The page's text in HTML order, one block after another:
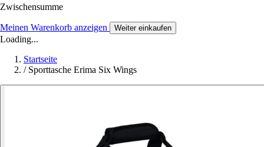
Zwischensumme
Meinen Warenkorb anzeigen Weiter einkaufen
Loading...
Startseite
/ Sporttasche Erima Six Wings